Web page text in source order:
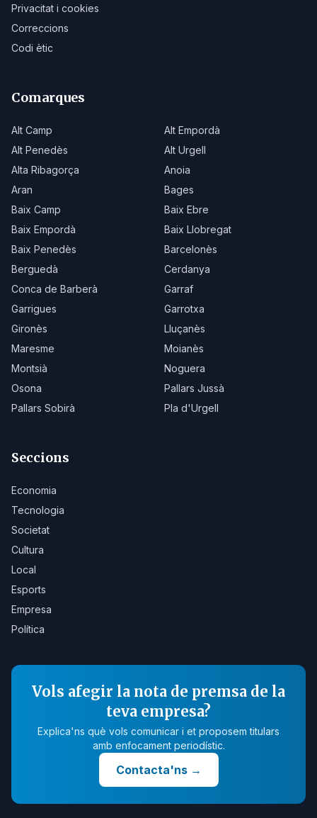
Privacitat i cookies
Correccions
Codi ètic
Comarques
Alt Camp
Alt Empordà
Alt Penedès
Alt Urgell
Alta Ribagorça
Anoia
Aran
Bages
Baix Camp
Baix Ebre
Baix Empordà
Baix Llobregat
Baix Penedès
Barcelonès
Berguedà
Cerdanya
Conca de Barberà
Garraf
Garrigues
Garrotxa
Gironès
Lluçanès
Maresme
Moianès
Montsià
Noguera
Osona
Pallars Jussà
Pallars Sobirà
Pla d'Urgell
Seccions
Economia
Tecnologia
Societat
Cultura
Local
Esports
Empresa
Política
Vols afegir la nota de premsa de la
teva empresa?
Explica'ns què vols comunicar i et proposem titulars
amb enfocament periodístic.
Contacta'ns→